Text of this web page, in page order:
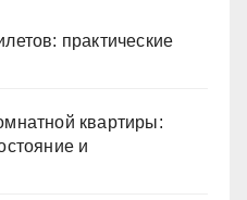
практические
квартиры:
и